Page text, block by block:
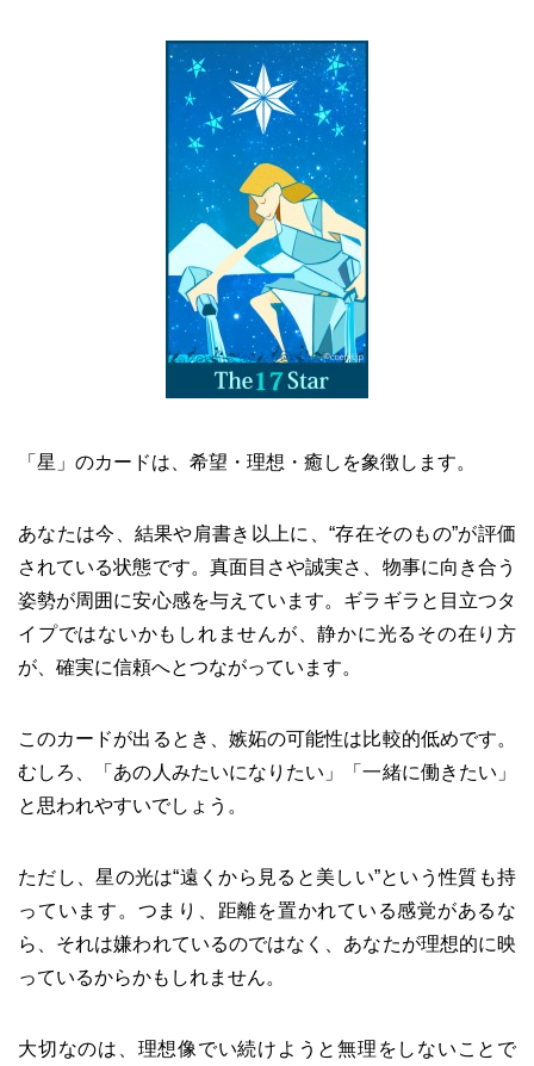
「星」のカードは、希望・理想・癒しを象徴します。
あなたは今、結果や肩書き以上に、“存在そのもの”が評価
されている状態です。真面目さや誠実さ、物事に向き合う
姿勢が周囲に安心感を与えています。ギラギラと目立つタ
イプではないかもしれませんが、静かに光るその在り方
が、確実に信頼へとつながっています。
このカードが出るとき、嫉妬の可能性は比較的低めです。
むしろ、「あの人みたいになりたい」「一緒に働きたい」
と思われやすいでしょう。
ただし、星の光は“遠くから見ると美しい”という性質も持
っています。つまり、距離を置かれている感覚があるな
ら、それは嫌われているのではなく、あなたが理想的に映
っているからかもしれません。
大切なのは、理想像でい続けようと無理をしないことで